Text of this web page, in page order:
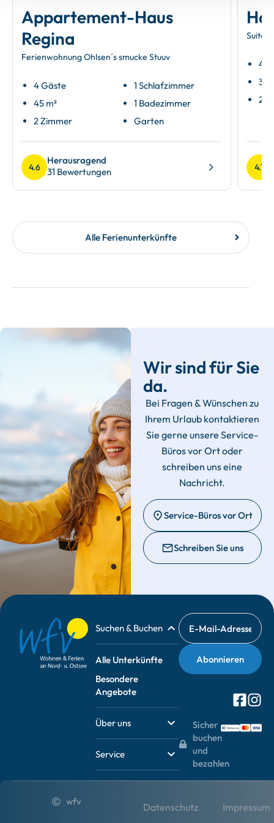
Appartement-Haus
Regina
Ferienwohnung Ohlsen´s smucke Stuuv
4 Gäste
45 m²
2 Zimmer
1 Schlafzimmer
1 Badezimmer
Garten
4.6
Herausragend
31 Bewertungen
Suite 4
4
37
2
4.7
Alle Ferienunterkünfte
Wir sind für Sie
da.
Bei Fragen & Wünschen zu
Ihrem Urlaub kontaktieren
Sie gerne unsere Service-
Büros vor Ort oder
schreiben uns eine
Nachricht.
Service-Büros vor Ort
Schreiben Sie uns
Suchen & Buchen
Alle Unterkünfte
Besondere
Angebote
Über uns
Service
Sicher
buchen
und
bezahlen
wfv Datenschutz Impressum